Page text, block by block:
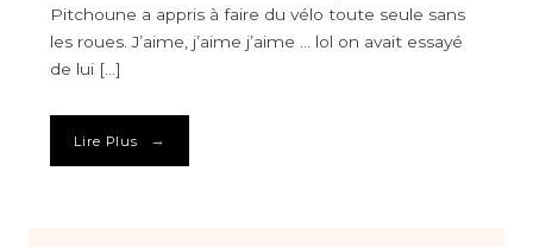
Pitchoune a appris à faire du vélo toute seule sans
les roues. J’aime, j’aime j’aime … lol on avait essayé
de lui […]
Lire Plus →